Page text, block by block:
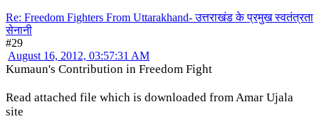
Re: Freedom Fighters From Uttarakhand- उत्तराखंड के प्रमुख स्वतंत्रता
सेनानी
#29
August 16, 2012, 03:57:31 AM
Kumaun's Contribution in Freedom Fight
Read attached file which is downloaded from Amar Ujala
site